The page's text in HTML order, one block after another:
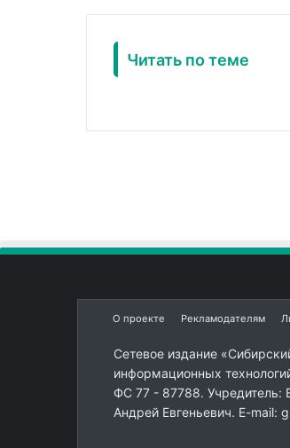
Читать по теме
О проекте Рекламодателям
Сетевое издание
информационных
ФС 77 - 87788. Учредитель:
Андрей Евгеньевич. E-mail: